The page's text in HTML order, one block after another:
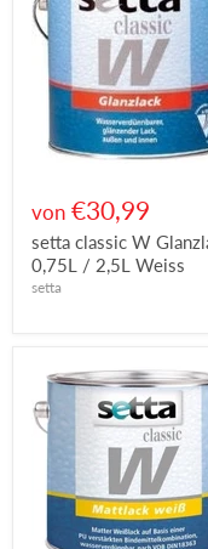
von €30,99
setta classic W
0,75L / 2,5L Weiss
setta